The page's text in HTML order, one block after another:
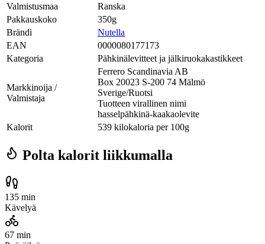
Valmistusmaa
Ranska
Pakkauskoko
350g
Brändi
Nutella
EAN
0000080177173
Kategoria
Pähkinälevitteet ja jälkiruokakastikkeet
Markkinoija /
Valmistaja
Ferrero Scandinavia AB
Box 20023 S-200 74 Mälmö
Sverige/Ruotsi
Tuotteen virallinen nimi
hasselpähkinä-kaakaolevite
Kalorit
539 kilokaloria per 100g
Polta kalorit liikkumalla
135 min
Kävelyä
67 min